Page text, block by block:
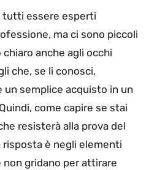
tutti essere esperti
ma ci sono piccoli
chiaro anche agli occhi
che, se li conosci,
un semplice acquisto in un
come capire se stai
resisterà alla prova del
risposta è negli elementi
non gridano per attirare